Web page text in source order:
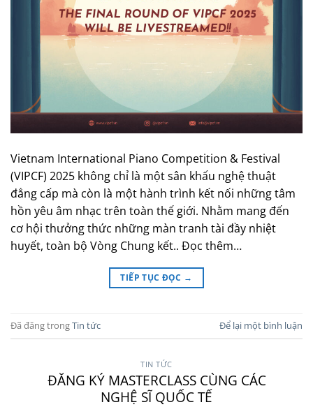
Vietnam International Piano Competition & Festival
(VIPCF) 2025 không chỉ là một sân khấu nghệ thuật
đẳng cấp mà còn là một hành trình kết nối những tâm
hồn yêu âm nhạc trên toàn thế giới. Nhằm mang đến
cơ hội thưởng thức những màn tranh tài đầy nhiệt
huyết, toàn bộ Vòng Chung kết.. Đọc thêm…
TIẾP TỤC ĐỌC →
Đã đăng trongTin tức Để lại một bình luận
TIN TỨC
ĐĂNG KÝ MASTERCLASS CÙNG CÁC
NGHỆ SĨ QUỐC TẾ